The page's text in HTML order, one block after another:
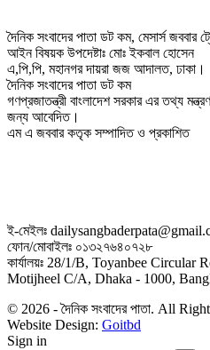
দৈনিক সংবাদের পাতা ডট কম, মেসার্স জববার
আইন বিষয়ক উপদেষ্টাঃ মোঃ ইকবাল হোসেন
এ,পি,পি, মহানগর দায়রা জজ আদালত, ঢাকা।
দৈনিক সংবাদের পাতা ডট কম
গণপ্রজাতন্ত্রী বাংলাদেশ সরকার এর তথ্য
জন্য আবেদিত।
এম এ জববার কতৃক সম্পাদিত ও প্রকাশিত
ই-মেইলঃ
ফোন/মোবাইলঃ ০১৩২৭৬৪০৭২৮
কার্যালয়ঃ 28/1/B, Toyanbee
Motijheel C/A, Dhaka - 1000,
© 2026 - দৈনিক সংবাদের পাতা. All
Website Design: Goitbd
Sign in